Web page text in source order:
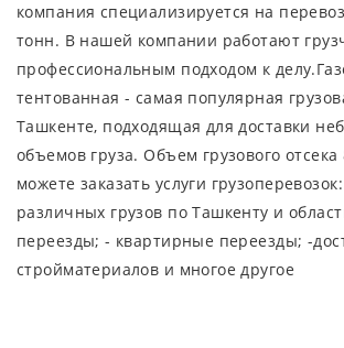
компания специализируется на
тонн. В нашей компании работают
профессиональным подходом к
тентованная - самая популярная
Ташкенте, подходящая для доставки
объемов груза. Объем грузового
можете заказать услуги
различных грузов по Ташкенту и
переезды; - квартирные переезды; -
стройматериалов и многое другое